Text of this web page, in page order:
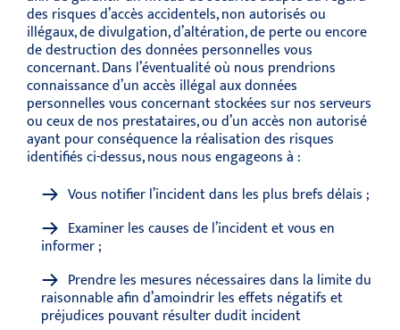
des risques d’accès accidentels, non autorisés ou
illégaux, de divulgation, d’altération, de perte ou encore
de destruction des données personnelles vous
concernant. Dans l’éventualité où nous prendrions
connaissance d’un accès illégal aux données
personnelles vous concernant stockées sur nos serveurs
ou ceux de nos prestataires, ou d’un accès non autorisé
ayant pour conséquence la réalisation des risques
identifiés ci-dessus, nous nous engageons à :
Vous notifier l’incident dans les plus brefs délais ;
Examiner les causes de l’incident et vous en
informer ;
Prendre les mesures nécessaires dans la limite du
raisonnable afin d’amoindrir les effets négatifs et
préjudices pouvant résulter dudit incident